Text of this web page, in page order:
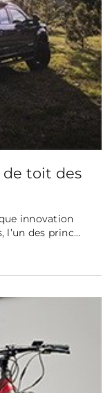
de toit des
innovation
des princ...